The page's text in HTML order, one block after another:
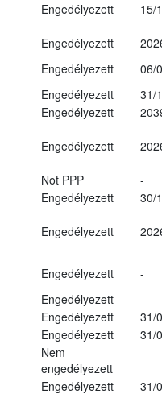
Engedélyezett 15/
Engedélyezett
Engedélyezett
06/
Engedélyezett
31/
Engedélyezett
Engedélyezett
Not PPP
-
Engedélyezett
30/
Engedélyezett
Engedélyezett
-
Engedélyezett
Engedélyezett
31/
Engedélyezett
31/
Nem
engedélyezett
Engedélyezett
31/